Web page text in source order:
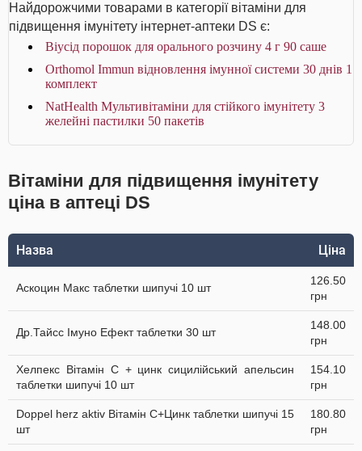
Найдорожчими товарами в категорії вітаміни для
підвищення імунітету інтернет-аптеки DS є:
Віусід порошок для орального розчину 4 г 90 саше
Orthomol Immun відновлення імунної системи 30 днів 1
комплект
NatHealth Мультивітаміни для стійкого імунітету 3
желейні пастилки 50 пакетів
Вітаміни для підвищення імунітету
ціна в аптеці DS
Назва Ціна
Аскоцин Макс таблетки шипучі 10 шт
126.50
грн
Др.Тайсс Імуно Ефект таблетки 30 шт
148.00
грн
Хелпекс Вітамін С + цинк сицилійський апельсин
таблетки шипучі 10 шт
154.10
грн
Doppel herz aktiv Вітамін С+Цинк таблетки шипучі 15
шт
180.80
грн